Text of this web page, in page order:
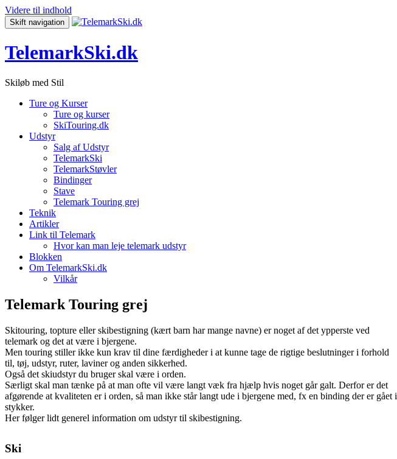
Videre til indhold
Skift navigation
TelemarkSki.dk
Skiløb med Stil
Ture og Kurser
Ture og kurser
SkiTouring.dk
Udstyr
Salg af Udstyr
TelemarkSki
TelemarkStøvler
Bindinger
Stave
Telemark Touring grej
Teknik
Artikler
Link til Telemark
Hvor kan man leje telemark udstyr
Blokken
Om TelemarkSki.dk
Vilkår
Telemark Touring grej
Skitouring, topture eller skibestigning (kært barn har mange navne) er noget af det ypperste ved
telemark og det at være i bjergene.
Men touring stiller ikke kun krav til dine færdigheder i at kunne tage de rigtige beslutninger i forhold
til, tøj, udstyr, ruter, laviner og anden sikkerhed.
Også det skiudstyr du bruger skal være i orden.
Særligt skal man tænke på at man ofte vil være langt væk fra hjælp hvis noget går galt. Derfor er det
afgørende at kvaliteten er i orden, så man ikke står langt ude i bjergene med, fx en binding der er gået i
stykker.
Her følger lidt generel information om udstyr til skibestigning.
Ski